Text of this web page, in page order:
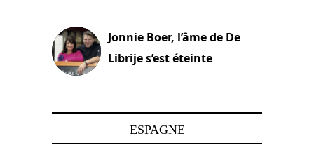
Jonnie Boer, l’âme de De
Librije s’est éteinte
ESPAGNE